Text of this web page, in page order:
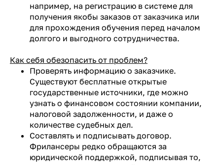
например, на регистрацию в системе для
получения якобы заказов от заказчика или
для прохождения обучения перед началом
долгого и выгодного сотрудничества.
Как себя обезопасить от проблем?
Проверять информацию о заказчике.
Существуют бесплатные открытые
государственные источники, где можно
узнать о финансовом состоянии компании,
налоговой задолженности, и даже о
количестве судебных дел.
Составлять и подписывать договор.
Фрилансеры редко обращаются за
юридической поддержкой, подписывая то,